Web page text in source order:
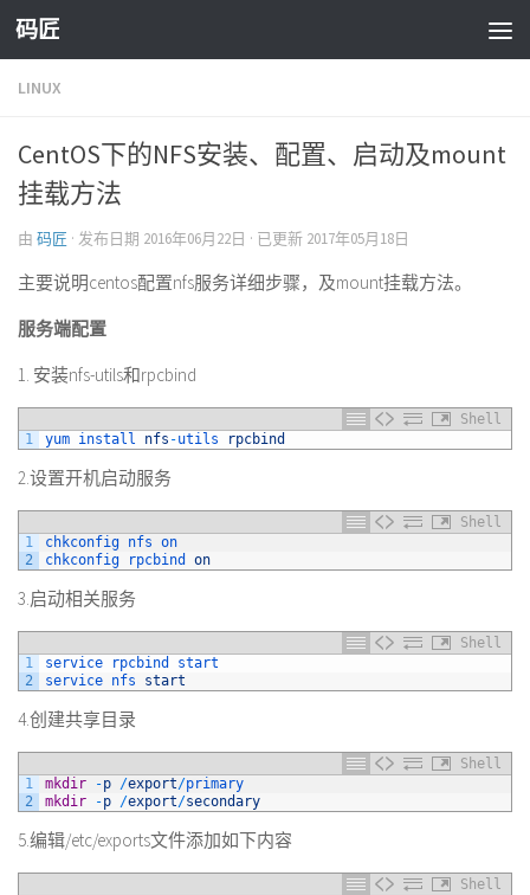
Skip to content
码匠
LINUX
CentOS下的NFS安装、配置、启动及mount
挂载方法
由 码匠 · 发布日期 2016年06月22日 · 已更新 2017年05月18日
主要说明centos配置nfs服务详细步骤，及mount挂载方法。
服务端配置
1. 安装nfs-utils和rpcbind
Shell
1
yum install nfs -utils rpcbind
2.设置开机启动服务
Shell
1
2
chkconfig nfs on
chkconfig
rpcbind on
3.启动相关服务
Shell
1
2
service rpcbind start
service nfs start
4.创建共享目录
Shell
1
2
mkdir -p /export/primary
mkdir
-p /export/secondary
5.编辑/etc/exports文件添加如下内容
Shell